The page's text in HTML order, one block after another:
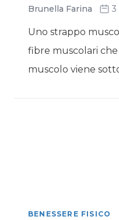
Brunella Farina 3
Uno strappo
fibre muscolari che
muscolo viene
BENESSERE FISICO